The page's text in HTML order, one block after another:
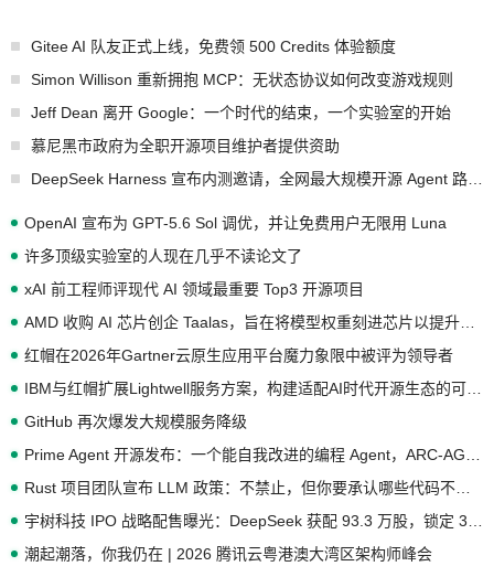
Gitee AI 队友正式上线，免费领 500 Credits 体验额度
Simon Willison 重新拥抱 MCP：无状态协议如何改变游戏规则
Jeff Dean 离开 Google：一个时代的结束，一个实验室的开始
慕尼黑市政府为全职开源项目维护者提供资助
OpenAI 宣布为 GPT-5.6 Sol 调优，并让免费用户无限用 Luna
许多顶级实验室的人现在几乎不读论文了
xAI 前工程师评现代 AI 领域最重要 Top3 开源项目
红帽在2026年Gartner云原生应用平台魔力象限中被评为领导者
GitHub 再次爆发大规模服务降级
潮起潮落，你我仍在 | 2026 腾讯云粤港澳大湾区架构师峰会